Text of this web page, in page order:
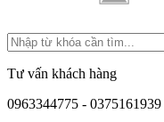
Tư vấn khách hàng
0963344775 - 0375161939